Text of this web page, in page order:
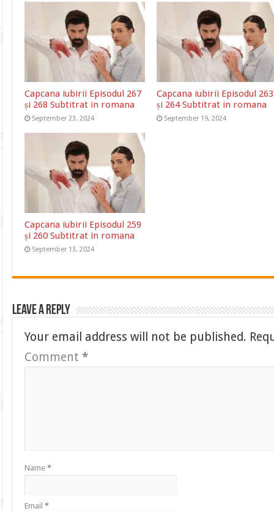
Capcana iubirii Episodul 267
și 268 Subtitrat in romana
September 23, 2024
Capcana iubirii Episodul 263
și 264 Subtitrat in romana
September 19, 2024
Capcana iubirii Episodul 259
și 260 Subtitrat in romana
September 13, 2024
Leave a Reply
Your email address will not be published.
Comment*
Name*
Email*